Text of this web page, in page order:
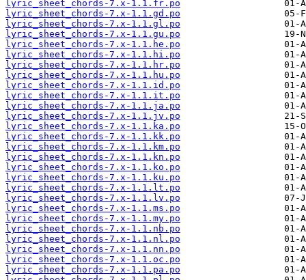
lyric_sheet_chords-7.x-1.1.fr.po
lyric_sheet_chords-7.x-1.1.gd.po
lyric_sheet_chords-7.x-1.1.gl.po
lyric_sheet_chords-7.x-1.1.gu.po
lyric_sheet_chords-7.x-1.1.he.po
lyric_sheet_chords-7.x-1.1.hi.po
lyric_sheet_chords-7.x-1.1.hr.po
lyric_sheet_chords-7.x-1.1.hu.po
lyric_sheet_chords-7.x-1.1.id.po
lyric_sheet_chords-7.x-1.1.it.po
lyric_sheet_chords-7.x-1.1.ja.po
lyric_sheet_chords-7.x-1.1.jv.po
lyric_sheet_chords-7.x-1.1.ka.po
lyric_sheet_chords-7.x-1.1.kk.po
lyric_sheet_chords-7.x-1.1.km.po
lyric_sheet_chords-7.x-1.1.kn.po
lyric_sheet_chords-7.x-1.1.ko.po
lyric_sheet_chords-7.x-1.1.ku.po
lyric_sheet_chords-7.x-1.1.lt.po
lyric_sheet_chords-7.x-1.1.lv.po
lyric_sheet_chords-7.x-1.1.ms.po
lyric_sheet_chords-7.x-1.1.my.po
lyric_sheet_chords-7.x-1.1.nb.po
lyric_sheet_chords-7.x-1.1.nl.po
lyric_sheet_chords-7.x-1.1.nn.po
lyric_sheet_chords-7.x-1.1.oc.po
lyric_sheet_chords-7.x-1.1.pa.po